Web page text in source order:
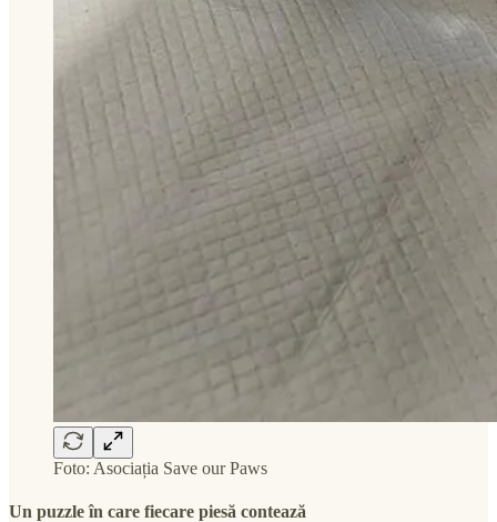
Foto: Asociația Save our Paws
Un puzzle în care fiecare piesă contează